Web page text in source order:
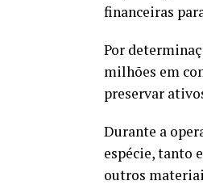
financeiras
Por
milhões em
preservar
Durante a
espécie, tanto
outros